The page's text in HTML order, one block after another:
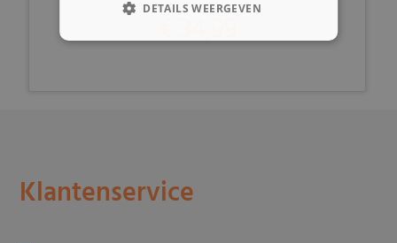
€ 34,99
Klantenservice
DETAILS WEERGEVEN